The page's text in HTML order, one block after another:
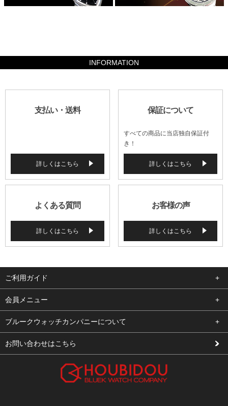
INFORMATION
支払い・送料
詳しくはこちら
保証について
すべての商品に当店独自保証付
き！
詳しくはこちら
よくある質問
詳しくはこちら
お客様の声
詳しくはこちら
ご利用ガイド
よくある質問
支払い・送料
修理依頼
会員メニュー
ログイン
お気に入り
ブルークウォッチカンパニーについて
会社概要
お問い合わせはこちら